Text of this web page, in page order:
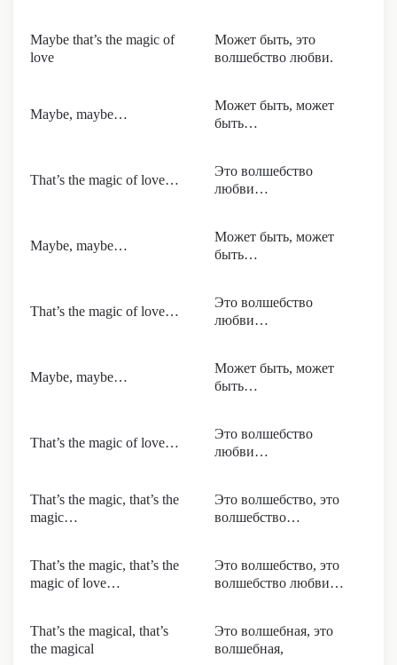
Maybe that’s the magic of
love
Может быть, это
волшебство любви.
Maybe, maybe…
Может быть, может
быть…
That’s the magic of love…
Это волшебство
любви…
Maybe, maybe…
Может быть, может
быть…
That’s the magic of love…
Это волшебство
любви…
Maybe, maybe…
Может быть, может
быть…
That’s the magic of love…
Это волшебство
любви…
That’s the magic, that’s the
magic…
Это волшебство, это
волшебство…
That’s the magic, that’s the
magic of love…
Это волшебство, это
волшебство любви…
That’s the magical, that’s
the magical
Это волшебная, это
волшебная,